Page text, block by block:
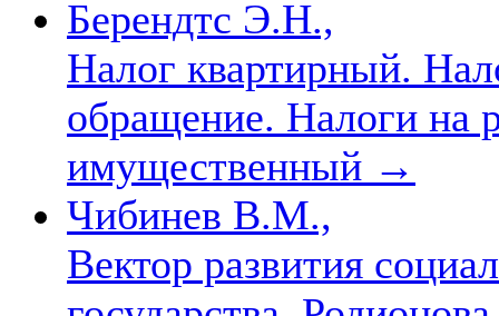
Берендтс Э.Н.,
Налог квартирный.
обращение. Налоги на
имущественный →
Чибинев В.М.,
Вектор развития